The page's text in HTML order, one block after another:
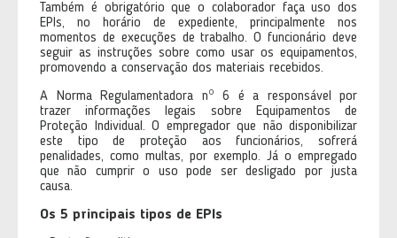
Também é obrigatório que o colaborador faça uso dos
EPIs, no horário de expediente, principalmente nos
momentos de execuções de trabalho. O funcionário deve
seguir as instruções sobre como usar os equipamentos,
promovendo a conservação dos materiais recebidos.
A Norma Regulamentadora nº 6 é a responsável por
trazer informações legais sobre Equipamentos de
Proteção Individual. O empregador que não disponibilizar
este tipo de proteção aos funcionários, sofrerá
penalidades, como multas, por exemplo. Já o empregado
que não cumprir o uso pode ser desligado por justa
causa.
Os 5 principais tipos de EPIs